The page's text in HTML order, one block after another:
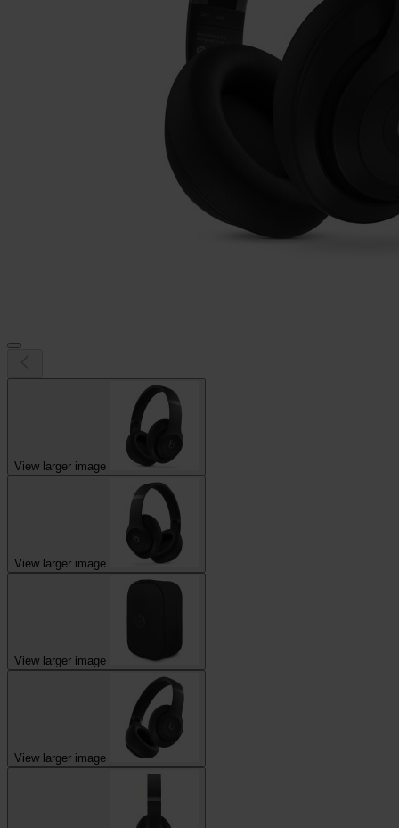
View larger image
View larger image
View larger image
View larger image